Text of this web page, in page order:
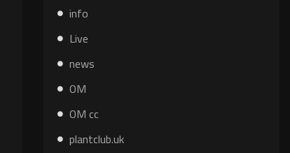
info
Live
news
OM
OM cc
plantclub.uk